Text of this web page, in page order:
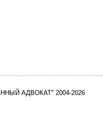
АДВОКАТ" 2004-2026